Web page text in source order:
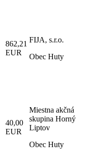
862,21
EUR
FIJA, s.r.o.
Obec Huty
40,00
EUR
Miestna akčná
skupina Horný
Liptov
Obec Huty